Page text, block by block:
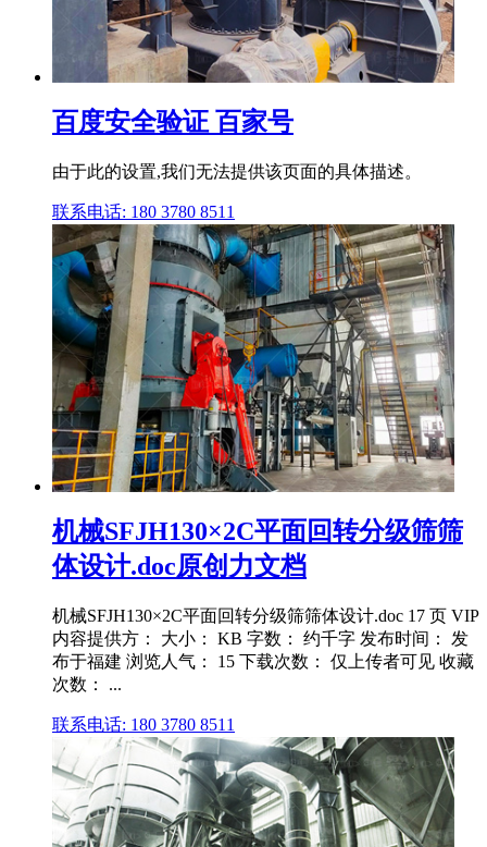
百度安全验证 百家号
由于此的设置,我们无法提供该页面的具体描述。
联系电话: 180 3780 8511
机械SFJH130×2C平面回转分级筛筛
体设计.doc原创力文档
机械SFJH130×2C平面回转分级筛筛体设计.doc 17 页 VIP
内容提供方： 大小： KB 字数： 约千字 发布时间： 发
布于福建 浏览人气： 15 下载次数： 仅上传者可见 收藏
次数： ...
联系电话: 180 3780 8511